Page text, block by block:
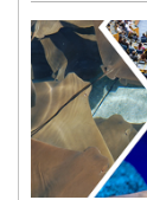
کہا کہ طلبہ
کے مطالبات
کے حل ..